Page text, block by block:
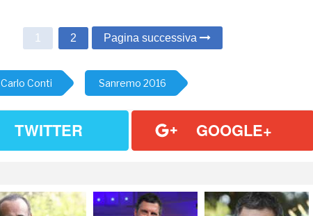
1 2 Pagina successiva
Carlo Conti Sanremo 2016
TWITTER GOOGLE+